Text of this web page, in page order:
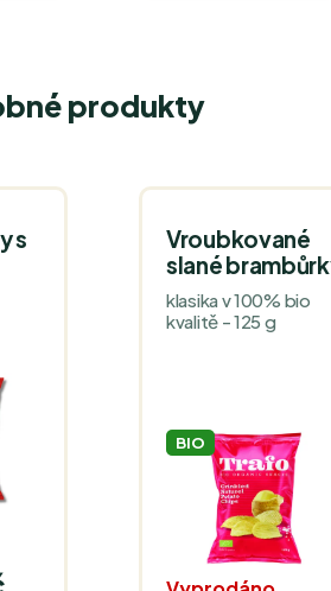
produkty
s
Vroubkované
slané
klasika v 100% bio
kvalitě - 125 g
BIO